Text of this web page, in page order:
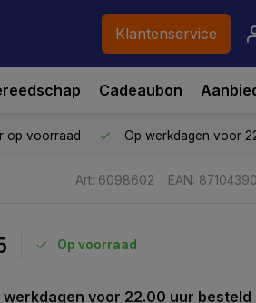
Klantenservice
Cadeaubon
op voorraad Op werkdagen voor
Art: 6098602 EAN:
Op voorraad
werkdagen voor 22.00 uur besteld